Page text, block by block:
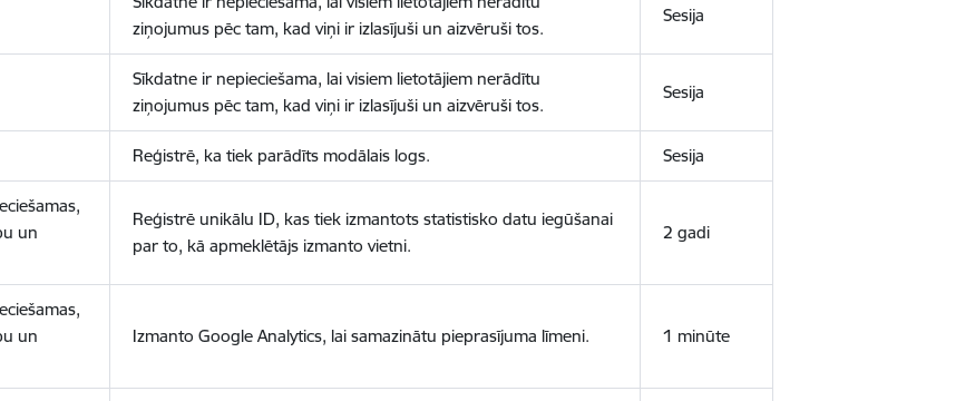
ziņojumus pēc tam, kad viņi ir izlasījuši un aizvēruši tos.
Sesija
Sīkdatne ir nepieciešama, lai visiem lietotājiem nerādītu
ziņojumus pēc tam, kad viņi ir izlasījuši un aizvēruši tos.
Sesija
Reģistrē, ka tiek parādīts modālais logs. Sesija
un
Reģistrē unikālu ID, kas tiek izmantots statistisko datu iegūšanai
par to, kā apmeklētājs izmanto vietni.
2 gadi
un
Izmanto Google Analytics, lai samazinātu pieprasījuma līmeni. 1 minūte